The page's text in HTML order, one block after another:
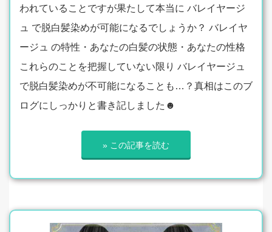
われていることですが果たして本当に バレイヤージ
ュ で脱白髪染めが可能になるでしょうか？ バレイヤ
ージュ の特性・あなたの白髪の状態・あなたの性格
これらのことを把握していない限り バレイヤージュ
で脱白髪染めが不可能になることも…？真相はこのブ
ログにしっかりと書き記しました☻
» この記事を読む